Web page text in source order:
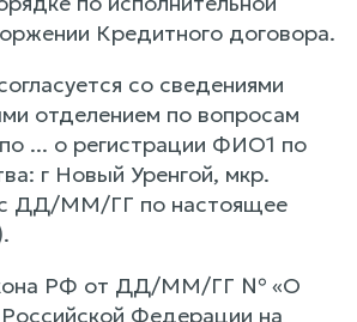
Кредитного договора.
со сведениями
отделением по вопросам
... о регистрации ФИО1 по
г Новый Уренгой, мкр.
с ДД/ММ/ГГ по настоящее
РФ от ДД/ММ/ГГ № «О
Федерации на